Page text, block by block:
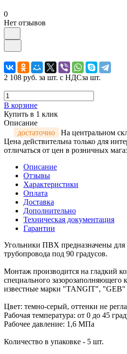
0
Нет отзывов
2 108 руб. за шт. с НДСза шт.
В корзине
Купить в 1 клик
Описание
достаточно
На центральном
Цена действительна только для
отличаться от цен в розничных
Описание
Отзывы
Характеристики
Оплата
Доставка
Дополнительно
Техническая документация
Гарантии
Угольники ПВХ предназначены для
трубопровода под 90 градусов.
Монтаж производится на гладкий
специального зазорозаполняющего
известные марки "TANGIT",
Цвет: темно-серый, оттенки не
Рабочая температура: от 0 до 45
Рабочее давление: 1,6 МПа
Количество в упаковке - 5 шт.